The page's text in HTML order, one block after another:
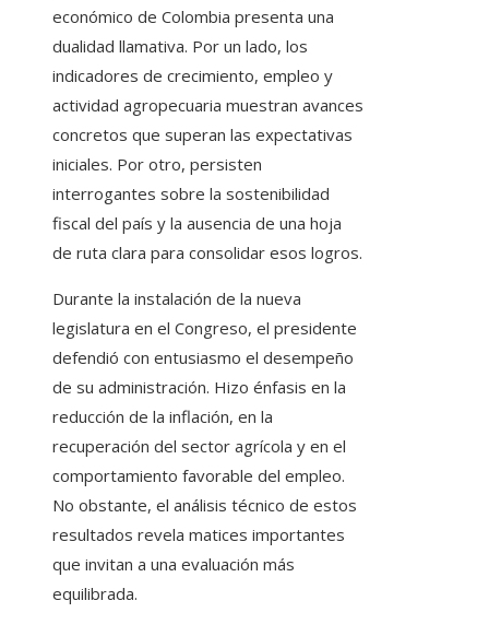
económico de Colombia presenta una
dualidad llamativa. Por un lado, los
indicadores de crecimiento, empleo y
actividad agropecuaria muestran avances
concretos que superan las expectativas
iniciales. Por otro, persisten
interrogantes sobre la sostenibilidad
fiscal del país y la ausencia de una hoja
de ruta clara para consolidar esos logros.
Durante la instalación de la nueva
legislatura en el Congreso, el presidente
defendió con entusiasmo el desempeño
de su administración. Hizo énfasis en la
reducción de la inflación, en la
recuperación del sector agrícola y en el
comportamiento favorable del empleo.
No obstante, el análisis técnico de estos
resultados revela matices importantes
que invitan a una evaluación más
equilibrada.